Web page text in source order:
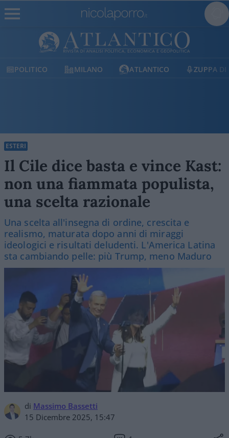
MILANO ATLANTICO ZUPPA DI PORRO
ESTERI
Il Cile dice basta e vince Kast:
non una fiammata populista,
una scelta razionale
Una scelta all'insegna di ordine, crescita e
realismo, maturata dopo anni di miraggi
ideologici e risultati deludenti. L'America Latina
sta cambiando pelle: più Trump, meno Maduro
di Massimo Bassetti
15 Dicembre 2025, 15:47